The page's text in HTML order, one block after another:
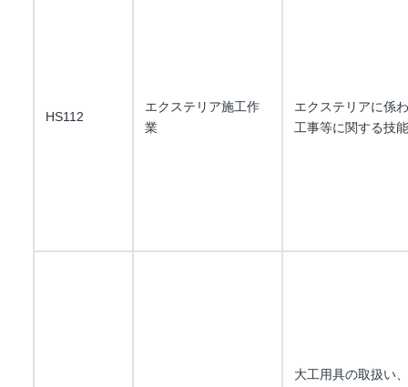
HS112
エクステリア施工作
業
エクステリアに係
工事等に関する技
大工用具の取扱い